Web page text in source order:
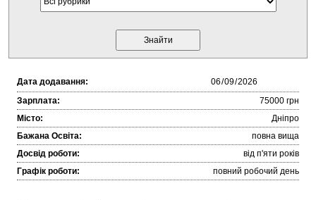
Дата додавання:
Зарплата:
75000 грн
Місто:
Дніпро
Бажана Освіта:
повна вища
Досвід роботи:
від п'яти років
Графік роботи:
повний робочий день